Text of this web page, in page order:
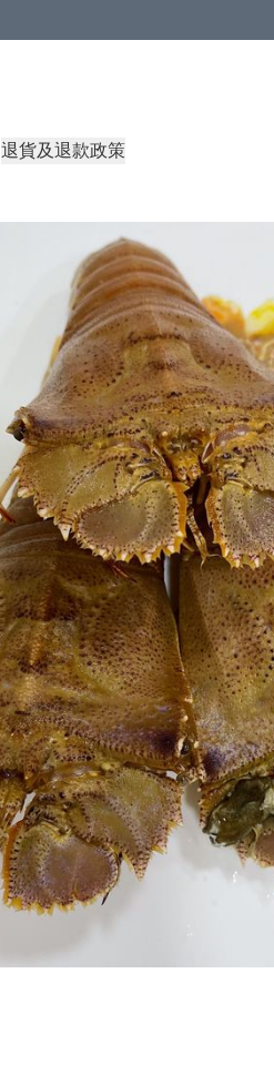
退貨及退款政策